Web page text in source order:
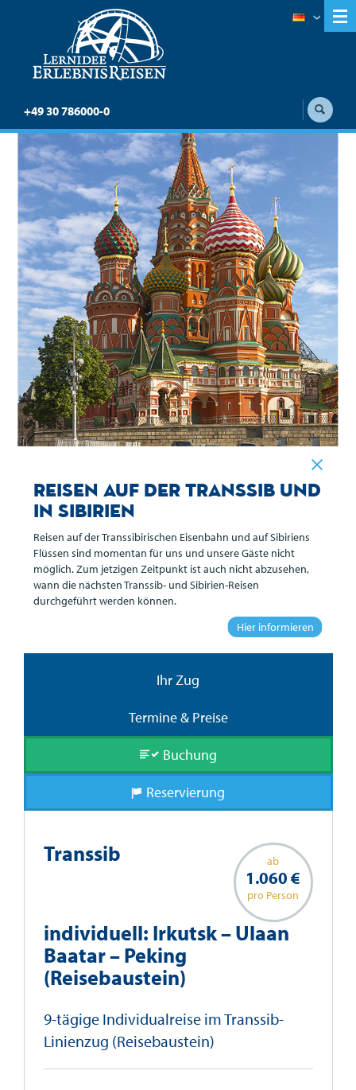
+49 30 786000-0
Transsib individuell:
Irkutsk – Ulaan Baatar –
Peking (Reisebaustein)
Auf der Transsib von Irkutsk über Ulaan Baatar
nach Peking
Übersicht
Reiseverlauf
Ihr Zug
Termine & Preise
Buchung
Reservierung
ab
1.060 €
pro Person
Transsib
individuell: Irkutsk – Ulaan
Baatar – Peking
(Reisebaustein)
9-tägige Individualreise im Transsib-
Linienzug (Reisebaustein)
Reisen auf der Transsib und
in Sibirien
Reisen auf der Transsibirischen Eisenbahn und auf Sibiriens
Flüssen sind momentan für uns und unsere Gäste nicht
möglich. Zum jetzigen Zeitpunkt ist auch nicht abzusehen,
wann die nächsten Transsib- und Sibirien-Reisen
durchgeführt werden können.
Hier informieren